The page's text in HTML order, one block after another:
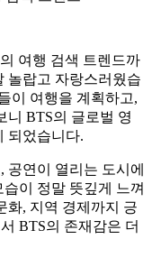
여행 검색 트렌드까
놀랍고 자랑스러웠습
이 여행을 계획하고,
니 BTS의 글로벌 영
되었습니다.
공연이 열리는 도시에
이 정말 뜻깊게 느껴
화, 지역 경제까지 긍
BTS의 존재감은 더